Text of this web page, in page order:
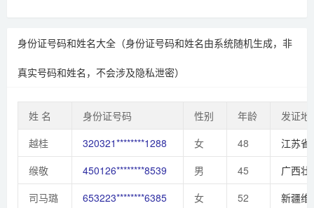
身份证号码和姓名大全（身份证号码和姓名由系统随机生成，非
真实号码和姓名，不会涉及隐私泄密）
姓 名 身份证号码 性别 年龄
发证地
越桂
320321********1288 女 48 江苏省
缑敬
450126********8539 男 45
广西壮
司马璐
653223********6385 女 52
新疆维